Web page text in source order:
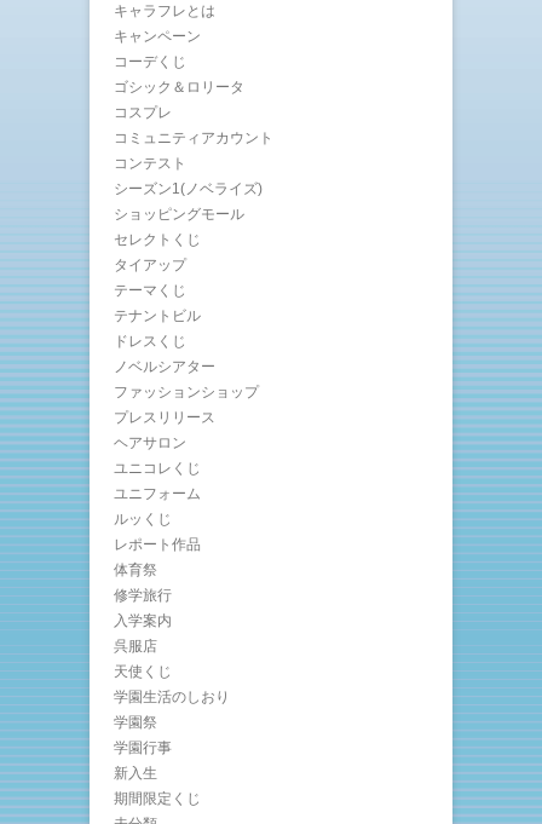
キャラフレとは
キャンペーン
コーデくじ
ゴシック＆ロリータ
コスプレ
コミュニティアカウント
コンテスト
シーズン1(ノベライズ)
ショッピングモール
セレクトくじ
タイアップ
テーマくじ
テナントビル
ドレスくじ
ノベルシアター
ファッションショップ
プレスリリース
ヘアサロン
ユニコレくじ
ユニフォーム
ルッくじ
レポート作品
体育祭
修学旅行
入学案内
呉服店
天使くじ
学園生活のしおり
学園祭
学園行事
新入生
期間限定くじ